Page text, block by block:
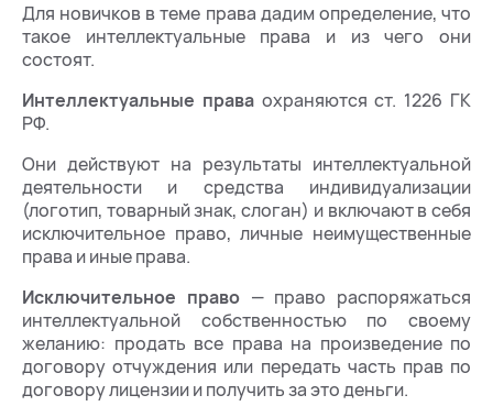
Для новичков в теме права дадим определение, что
такое интеллектуальные права и из чего они
состоят.
Интеллектуальные праваохраняются ст. 1226 ГК
РФ.
Они действуют на результаты интеллектуальной
деятельности и средства индивидуализации
(логотип, товарный знак, слоган) и включают в себя
исключительное право, личные неимущественные
права и иные права.
Исключительное право — право распоряжаться
интеллектуальной собственностью по своему
желанию: продать все права на произведение по
договору отчуждения или передать часть прав по
договору лицензии и получить за это деньги.